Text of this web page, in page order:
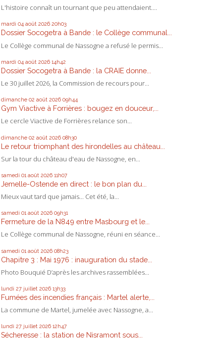
L'histoire connaît un tournant que peu attendaient....
mardi 04 août 2026 20h03
Dossier Socogetra à Bande : le Collège communal...
Le Collège communal de Nassogne a refusé le permis...
mardi 04 août 2026 14h42
Dossier Socogetra à Bande : la CRAIE donne...
Le 30 juillet 2026, la Commission de recours pour...
dimanche 02 août 2026 09h44
Gym Viactive à Forrières : bougez en douceur,...
Le cercle Viactive de Forrières relance son...
dimanche 02 août 2026 08h30
Le retour triomphant des hirondelles au château...
Sur la tour du château d'eau de Nassogne, en...
samedi 01 août 2026 11h07
Jemelle-Ostende en direct : le bon plan du...
Mieux vaut tard que jamais... Cet été, la...
samedi 01 août 2026 09h31
Fermeture de la N849 entre Masbourg et le...
Le Collège communal de Nassogne, réuni en séance...
samedi 01 août 2026 08h23
Chapitre 3 : Mai 1976 : inauguration du stade...
Photo Bouquié D’après les archives rassemblées...
lundi 27 juillet 2026 13h33
Fumées des incendies français : Martel alerte,...
La commune de Martel, jumelée avec Nassogne, a...
lundi 27 juillet 2026 12h47
Sécheresse : la station de Nisramont sous...